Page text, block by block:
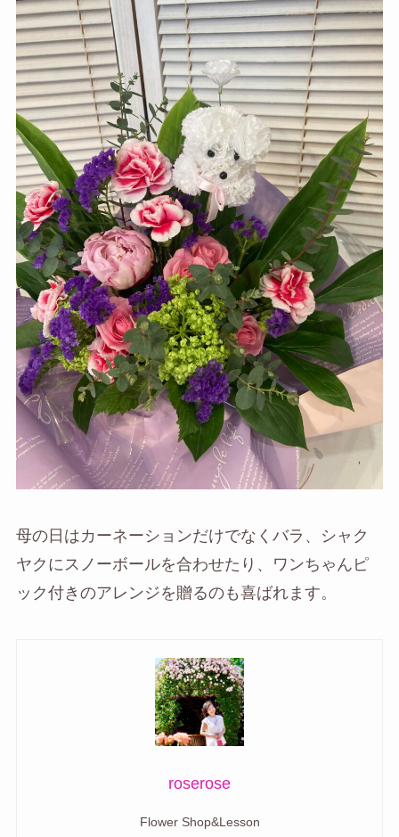
母の日はカーネーションだけでなくバラ、シャク
ヤクにスノーボールを合わせたり、ワンちゃんピ
ック付きのアレンジを贈るのも喜ばれます。
roserose
Flower Shop&Lesson